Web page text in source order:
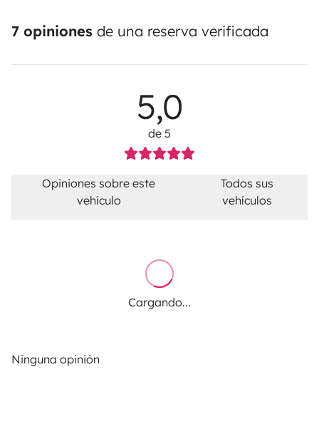
7 opiniones de una reserva verificada
5,0
de 5
Opiniones sobre este
vehículo
Todos sus
vehículos
Cargando...
Ninguna opinión